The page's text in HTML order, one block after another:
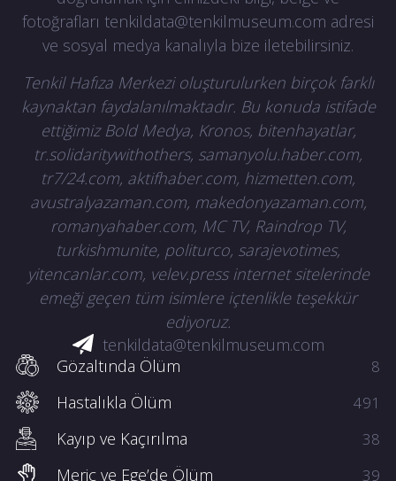
fotoğrafları tenkildata@tenkilmuseum.com adresi
ve sosyal medya kanalıyla bize iletebilirsiniz.
Tenkil Hafıza Merkezi oluşturulurken birçok farklı
kaynaktan faydalanılmaktadır. Bu konuda istifade
ettiğimiz Bold Medya, Kronos, bitenhayatlar,
tr.solidaritywithothers, samanyolu.haber.com,
tr7/24.com, aktifhaber.com, hizmetten.com,
avustralyazaman.com, makedonyazaman.com,
romanyahaber.com, MC TV, Raindrop TV,
turkishmunite, politurco, sarajevotimes,
yitencanlar.com, velev.press internet sitelerinde
emeği geçen tüm isimlere içtenlikle teşekkür
ediyoruz.
tenkildata@tenkilmuseum.com
Gözaltında Ölüm
8
Hastalıkla Ölüm 491
Kayıp ve Kaçırılma 38
Meriç ve Ege’de Ölüm 39